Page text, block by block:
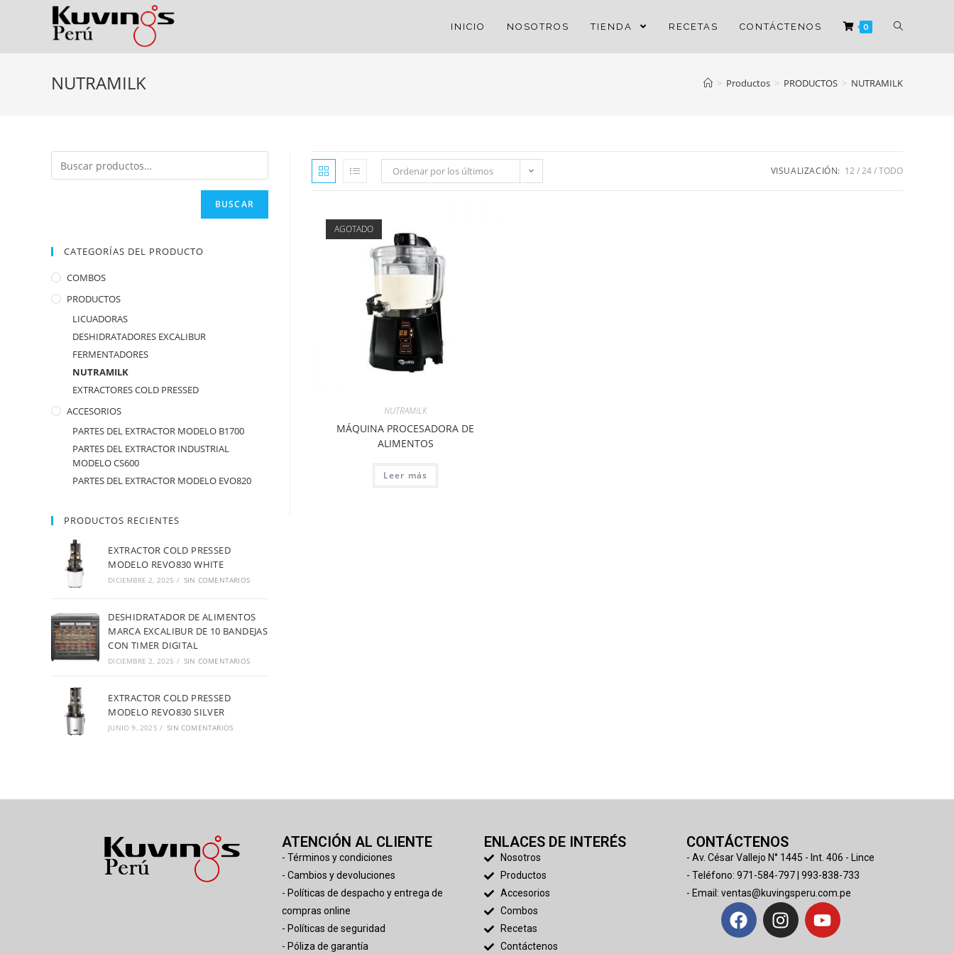
INICIO NOSOTROS TIENDA RECETAS CONTÁCTENOS 0
NUTRAMILK > Productos > PRODUCTOS > NUTRAMILK
Ordenar por los últimos VISUALIZACIÓN: 12 24 TODO
AGOTADO
NUTRAMILK
MÁQUINA PROCESADORA DE
ALIMENTOS
Leer más
BUSCAR
CATEGORÍAS DEL PRODUCTO
COMBOS
PRODUCTOS
LICUADORAS
DESHIDRATADORES EXCALIBUR
FERMENTADORES
NUTRAMILK
EXTRACTORES COLD PRESSED
ACCESORIOS
PARTES DEL EXTRACTOR MODELO B1700
PARTES DEL EXTRACTOR INDUSTRIAL
MODELO CS600
PARTES DEL EXTRACTOR MODELO EVO820
PRODUCTOS RECIENTES
EXTRACTOR COLD PRESSED
MODELO REVO830 WHITE
DICIEMBRE 2, 2025 / SIN COMENTARIOS
DESHIDRATADOR DE ALIMENTOS
MARCA EXCALIBUR DE 10 BANDEJAS
CON TIMER DIGITAL
DICIEMBRE 2, 2025 / SIN COMENTARIOS
EXTRACTOR COLD PRESSED
MODELO REVO830 SILVER
JUNIO 9, 2025 / SIN COMENTARIOS
ATENCIÓN AL CLIENTE
- Términos y condiciones
- Cambios y devoluciones
- Políticas de despacho y entrega de
compras online
- Políticas de seguridad
- Póliza de garantía
ENLACES DE INTERÉS
Nosotros
Productos
Accesorios
Combos
Recetas
Contáctenos
CONTÁCTENOS
- Av. César Vallejo N° 1445 - Int. 406 - Lince
- Teléfono: 971-584-797 | 993-838-733
- Email: ventas@kuvingsperu.com.pe